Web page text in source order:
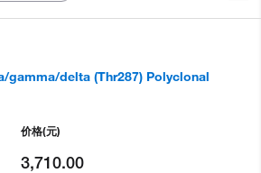
gamma/delta (Thr287) Polyclonal
价格(元)
3,710.00